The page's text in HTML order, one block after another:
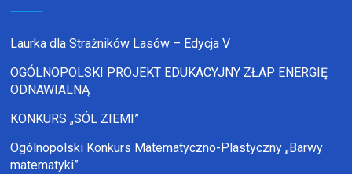
Laurka dla Strażników Lasów – Edycja V
OGÓLNOPOLSKI PROJEKT EDUKACYJNY ZŁAP ENERGIĘ
ODNAWIALNĄ
KONKURS „SÓL ZIEMI”
Ogólnopolski Konkurs Matematyczno-Plastyczny „Barwy
matematyki”